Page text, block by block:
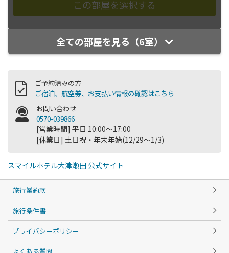
全ての部屋を見る（6室）
ご予約済みの方
ご宿泊、航空券、お支払い情報の確認はこちら
お問い合わせ
0570-039866
[営業時間] 平日 10:00～17:00
[休業日] 土日祝・年末年始(12/29～1/3)
スマイルホテル大津瀬田 公式サイト
旅行業約款
旅行条件書
プライバシーポリシー
よくある質問